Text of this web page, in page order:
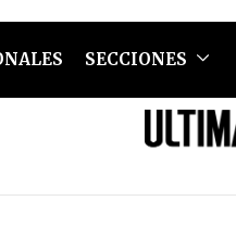
SECCIONES